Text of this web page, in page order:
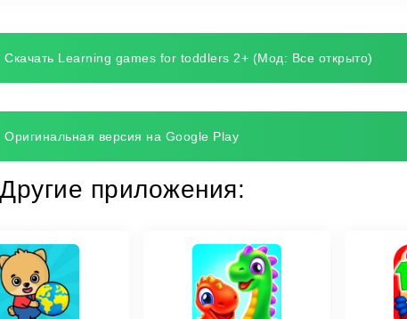
Скачать Learning games for toddlers 2+ (Мод: Все открыто)
Оригинальная версия на Google Play
Другие приложения: